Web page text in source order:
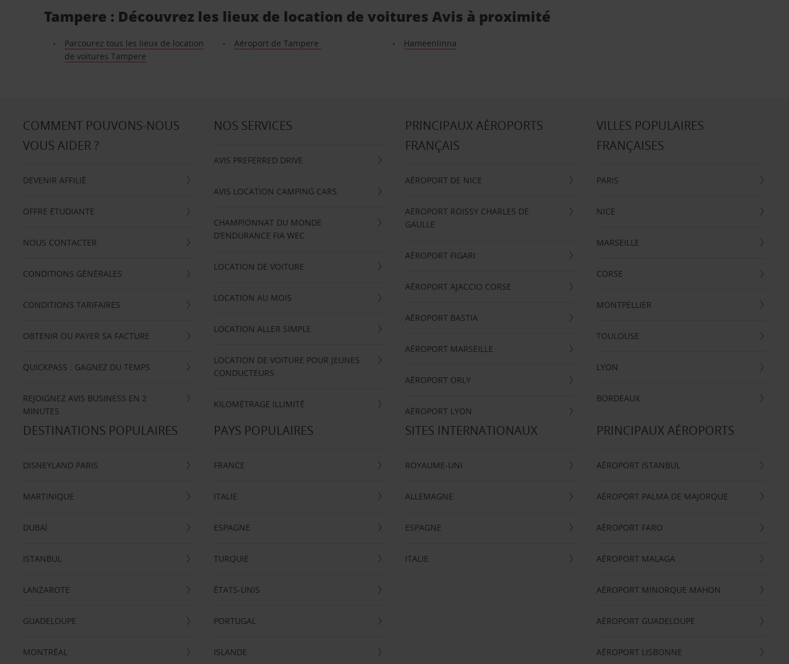
Tampere : Découvrez les lieux de location de voitures Avis à proximité
Parcourez tous les lieux de location
de voitures Tampere
Aéroport de Tampere Hameenlinna
COMMENT POUVONS-NOUS
VOUS AIDER ?
DEVENIR AFFILIÉ
OFFRE ÉTUDIANTE
NOUS CONTACTER
CONDITIONS GÉNÉRALES
CONDITIONS TARIFAIRES
OBTENIR OU PAYER SA FACTURE
QUICKPASS : GAGNEZ DU TEMPS
REJOIGNEZ AVIS BUSINESS EN 2
MINUTES
NOS SERVICES
AVIS PREFERRED DRIVE
AVIS LOCATION CAMPING CARS
CHAMPIONNAT DU MONDE
D’ENDURANCE FIA WEC
LOCATION DE VOITURE
LOCATION AU MOIS
LOCATION ALLER SIMPLE
LOCATION DE VOITURE POUR JEUNES
CONDUCTEURS
KILOMÉTRAGE ILLIMITÉ
PRINCIPAUX AÉROPORTS
FRANÇAIS
AÉROPORT DE NICE
AÉROPORT ROISSY CHARLES DE
GAULLE
AÉROPORT FIGARI
AÉROPORT AJACCIO CORSE
AÉROPORT BASTIA
AÉROPORT MARSEILLE
AÉROPORT ORLY
AÉROPORT LYON
VILLES POPULAIRES
FRANÇAISES
PARIS
NICE
MARSEILLE
CORSE
MONTPELLIER
TOULOUSE
LYON
BORDEAUX
DESTINATIONS POPULAIRES
DISNEYLAND PARIS
MARTINIQUE
DUBAÏ
ISTANBUL
LANZAROTE
GUADELOUPE
MONTRÉAL
PAYS POPULAIRES
FRANCE
ITALIE
ESPAGNE
TURQUIE
ÉTATS-UNIS
PORTUGAL
ISLANDE
SITES INTERNATIONAUX
ROYAUME-UNI
ALLEMAGNE
ESPAGNE
ITALIE
PRINCIPAUX AÉROPORTS
AÉROPORT ISTANBUL
AÉROPORT PALMA DE MAJORQUE
AÉROPORT FARO
AÉROPORT MALAGA
AÉROPORT MINORQUE MAHON
AÉROPORT GUADELOUPE
AÉROPORT LISBONNE